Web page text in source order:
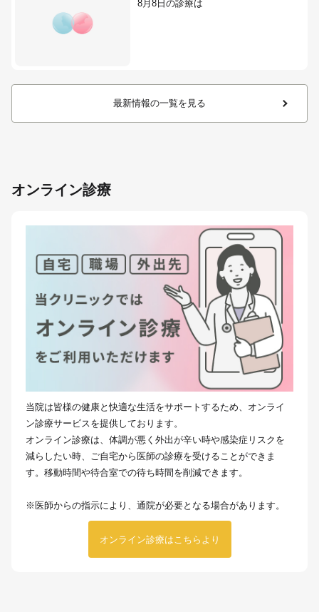
8月8日の診療は
最新情報の一覧を見る
オンライン診療
当院は皆様の健康と快適な生活をサポートするため、オンライ
ン診療サービスを提供しております。
オンライン診療は、体調が悪く外出が辛い時や感染症リスクを
減らしたい時、ご自宅から医師の診療を受けることができま
す。移動時間や待合室での待ち時間を削減できます。
※医師からの指示により、通院が必要となる場合があります。
オンライン診療はこちらより